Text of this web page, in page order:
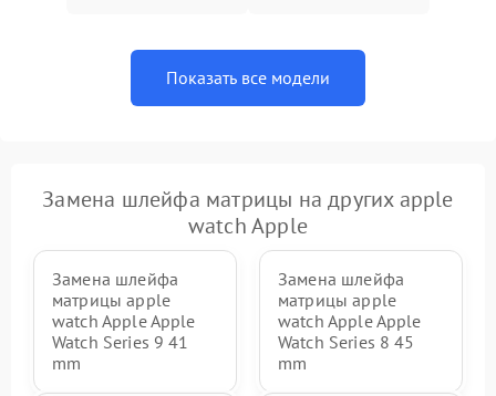
Показать все модели
Замена шлейфа матрицы на других apple
watch Apple
Замена шлейфа
матрицы apple
watch Apple Apple
Watch Series 9 41
mm
Замена шлейфа
матрицы apple
watch Apple Apple
Watch Series 8 45
mm